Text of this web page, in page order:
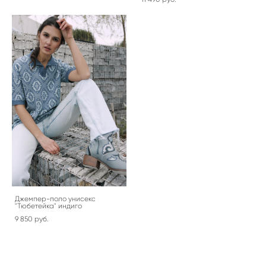
Джемпер-поло унисекс
"Тюбетейка" индиго
9 850 pуб.